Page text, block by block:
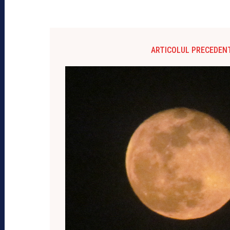
ARTICOLUL